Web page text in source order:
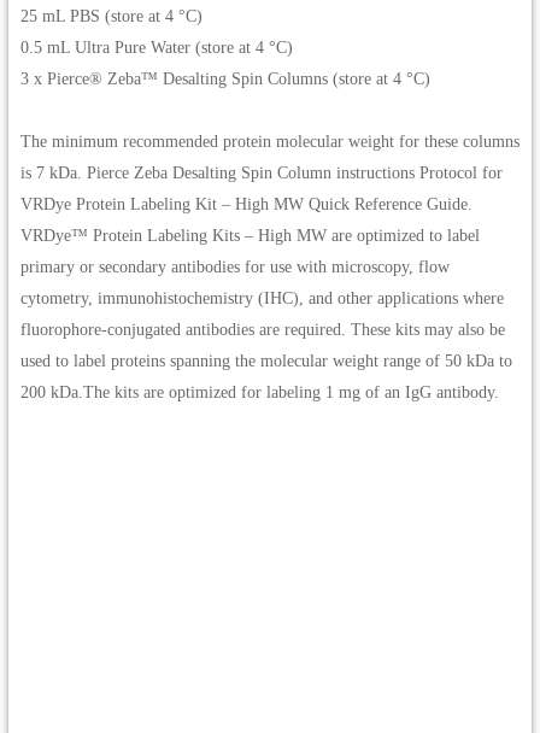
25 mL PBS (store at 4 °C)
0.5 mL Ultra Pure Water (store at 4 °C)
3 x Pierce® Zeba™ Desalting Spin Columns (store at 4 °C)
The minimum recommended protein molecular weight for these columns
is 7 kDa. Pierce Zeba Desalting Spin Column instructions Protocol for
VRDye Protein Labeling Kit – High MW Quick Reference Guide.
VRDye™ Protein Labeling Kits – High MW are optimized to label
primary or secondary antibodies for use with microscopy, flow
cytometry, immunohistochemistry (IHC), and other applications where
fluorophore-conjugated antibodies are required. These kits may also be
used to label proteins spanning the molecular weight range of 50 kDa to
200 kDa.The kits are optimized for labeling 1 mg of an IgG antibody.